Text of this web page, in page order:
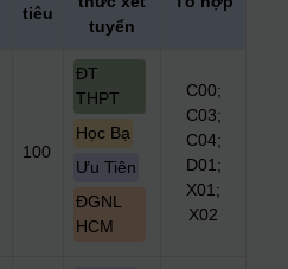
tiêu
tuyển
100
ĐT
THPT
Học Bạ
Ưu Tiên
ĐGNL
HCM
C00;
C03;
C04;
D01;
X01;
X02